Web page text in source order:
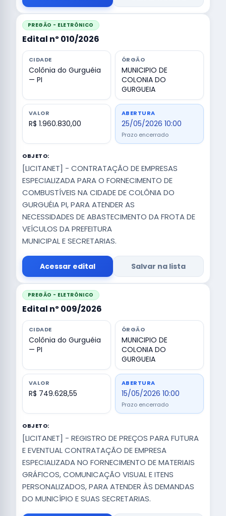
PREGÃO - ELETRÔNICO
Edital nº 010/2026
CIDADE
Colônia do Gurguéia
— PI
ÓRGÃO
MUNICIPIO DE
COLONIA DO
GURGUEIA
VALOR
R$ 1.960.830,00
ABERTURA
25/05/2026 10:00
Prazo encerrado
OBJETO:
[LICITANET] - CONTRATAÇÃO DE EMPRESAS
ESPECIALIZADA PARA O FORNECIMENTO DE
COMBUSTÍVEIS NA CIDADE DE COLÔNIA DO
GURGUÉIA PI, PARA ATENDER AS
NECESSIDADES DE ABASTECIMENTO DA FROTA DE
VEÍCULOS DA PREFEITURA
MUNICIPAL E SECRETARIAS.
Acessar edital Salvar na lista
PREGÃO - ELETRÔNICO
Edital nº 009/2026
CIDADE
Colônia do Gurguéia
— PI
ÓRGÃO
MUNICIPIO DE
COLONIA DO
GURGUEIA
VALOR
R$ 749.628,55
ABERTURA
15/05/2026 10:00
Prazo encerrado
OBJETO:
[LICITANET] - REGISTRO DE PREÇOS PARA FUTURA
E EVENTUAL CONTRATAÇÃO DE EMPRESA
ESPECIALIZADA NO FORNECIMENTO DE MATERIAIS
GRÁFICOS, COMUNICAÇÃO VISUAL E ITENS
PERSONALIZADOS, PARA ATENDER ÀS DEMANDAS
DO MUNICÍPIO E SUAS SECRETARIAS.